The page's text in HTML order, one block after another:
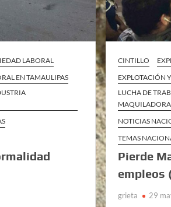
LABORAL
EN TAMAULIPAS
CINTILLO
EXPLOTACIÓN
LUCHA DE
MAQUILADORA
NOTICIAS
TEMAS
Pierde
empleos
grieta 29